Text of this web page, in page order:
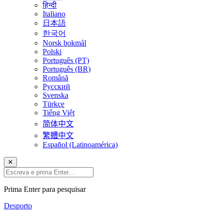
हिन्दी
Italiano
日本語
한국어
Norsk bokmål
Polski
Português (PT)
Português (BR)
Română
Русский
Svenska
Türkçe
Tiếng Việt
简体中文
繁體中文
Español (Latinoamérica)
✕
Prima Enter para pesquisar
Desporto